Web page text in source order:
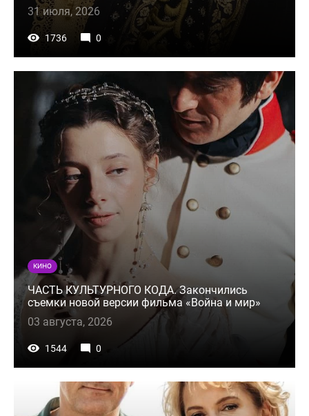
31 июля, 2026
1736 0
КИНО
ЧАСТЬ КУЛЬТУРНОГО КОДА. Закончились
съемки новой версии фильма «Война и мир»
03 августа, 2026
1544 0